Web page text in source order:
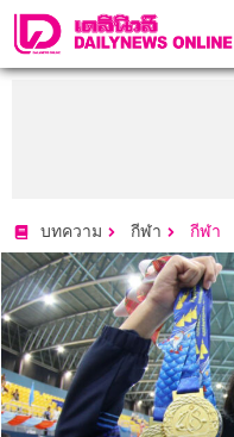
บทความ กีฬา กีฬา